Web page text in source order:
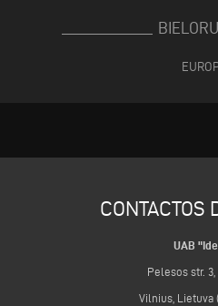
CONTACTOS
UAB
Pelesos str. 3,
Vilnius, Lietuva